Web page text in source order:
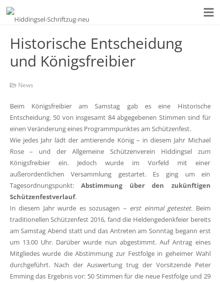
Historische Entscheidung
und Königsfreibier
News
Beim Königsfreibier am Samstag gab es eine Historische
Entscheidung. 50 von insgesamt 84 abgegebenen Stimmen sind für
einen Veränderung eines Programmpunktes am Schützenfest.
Wie jedes Jahr lädt der amtierende König – in diesem Jahr Michael
Rose – und der Allgemeine Schützenverein Hiddingsel zum
Königsfreibier ein. Jedoch wurde im Vorfeld mit einer
außerordentlichen Versammlung gestartet. Es ging um ein
Tagesordnungspunkt: Abstimmung über den zukünftigen
Schützenfestverlauf.
In diesem Jahr wurde es sozusagen – erst einmal getestet. Beim
traditionellen Schützenfest 2016, fand die Heldengedenkfeier bereits
am Samstag Abend statt und das Antreten am Sonntag begann erst
um 13.00 Uhr. Darüber wurde nun abgestimmt. Auf Antrag eines
Mitgliedes wurde die Abstimmung zur Festfolge in geheimer Wahl
durchgeführt. Nach der Auswertung trug der Vorsitzende Peter
Emming das Ergebnis vor: 50 Stimmen für die neue Festfolge und 29